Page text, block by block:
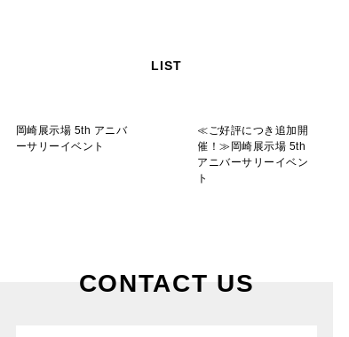
岡崎展示場 5th アニバ
ーサリーイベント
≪ご好評につき追加開
催！≫岡崎展示場 5th
アニバーサリーイベン
ト
LIST
CONTACT US